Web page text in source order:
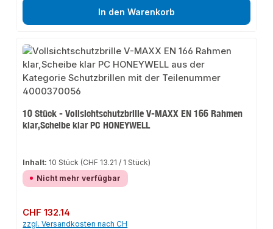
In den Warenkorb
10 Stück - Vollsichtschutzbrille V-MAXX EN 166 Rahmen
klar,Scheibe klar PC HONEYWELL
Inhalt: 10 Stück (CHF 13.21 / 1 Stück)
Nicht mehr verfügbar
Regulärer Preis:
CHF 132.14
zzgl. Versandkosten nach CH